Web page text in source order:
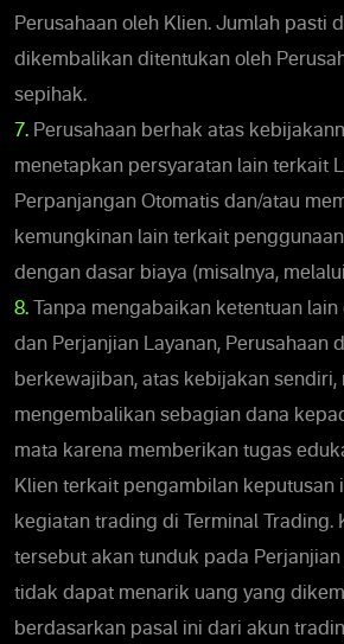
Perusahaan oleh Klien. Jumlah pasti
dikembalikan ditentukan oleh
sepihak.
7. Perusahaan berhak atas
menetapkan persyaratan lain terkait
Perpanjangan Otomatis dan/atau
kemungkinan lain terkait
dengan dasar biaya (misalnya,
8. Tanpa mengabaikan ketentuan
dan Perjanjian Layanan, Perusahaan
berkewajiban, atas kebijakan sendiri,
mengembalikan sebagian dana
mata karena memberikan tugas
Klien terkait pengambilan keputusan
kegiatan trading di Terminal Trading.
tersebut akan tunduk pada Perjanjian
tidak dapat menarik uang yang
berdasarkan pasal ini dari akun